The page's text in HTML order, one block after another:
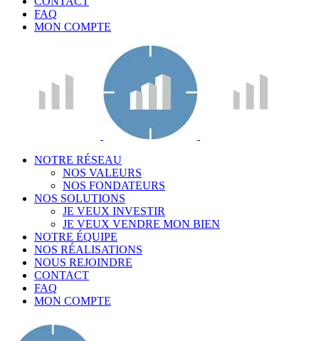
FAQ
MON COMPTE
NOTRE RÉSEAU
NOS VALEURS
NOS FONDATEURS
NOS SOLUTIONS
JE VEUX INVESTIR
JE VEUX VENDRE MON BIEN
NOTRE ÉQUIPE
NOS RÉALISATIONS
NOUS REJOINDRE
CONTACT
FAQ
MON COMPTE